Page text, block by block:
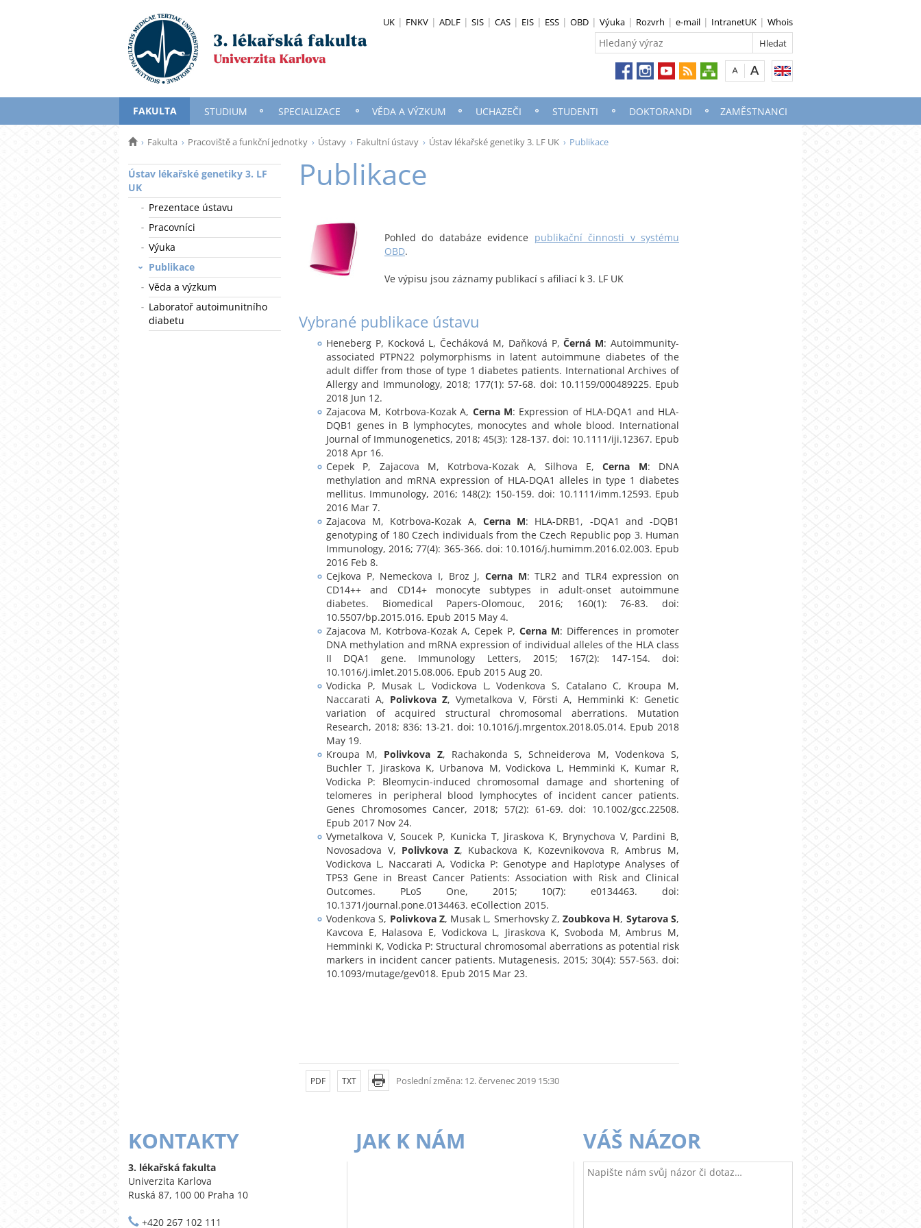
UK FNKV ADLF SIS CAS EIS ESS OBD Výuka Rozvrh e-mail IntranetUK Whois
FAKULTA STUDIUM SPECIALIZACE VĚDA A VÝZKUM UCHAZEČI STUDENTI DOKTORANDI ZAMĚSTNANCI
Fakulta Pracoviště a funkční jednotky Ústavy Fakultní ústavy Ústav lékařské genetiky 3. LF UK Publikace
Ústav lékařské genetiky 3. LF
UK
Prezentace ústavu
Pracovníci
Výuka
Publikace
Věda a výzkum
Laboratoř autoimunitního
diabetu
Publikace
Pohled do databáze evidence publikační činnosti v systému
OBD.
Ve výpisu jsou záznamy publikací s afiliací k 3. LF UK
Vybrané publikace ústavu
Heneberg P, Kocková L, Čecháková M, Daňková P,Černá M: Autoimmunity-
associated PTPN22 polymorphisms in latent autoimmune diabetes of the
adult differ from those of type 1 diabetes patients. International Archives of
Allergy and Immunology, 2018; 177(1): 57-68. doi: 10.1159/000489225. Epub
2018 Jun 12.
Zajacova M, Kotrbova-Kozak A, Cerna M: Expression of HLA-DQA1 and HLA-
DQB1 genes in B lymphocytes, monocytes and whole blood. International
Journal of Immunogenetics, 2018; 45(3): 128-137. doi: 10.1111/iji.12367. Epub
2018 Apr 16.
Cepek P, Zajacova M, Kotrbova-Kozak A, Silhova E,Cerna M: DNA
methylation and mRNA expression of HLA-DQA1 alleles in type 1 diabetes
mellitus. Immunology, 2016; 148(2): 150-159. doi: 10.1111/imm.12593. Epub
2016 Mar 7.
Zajacova M, Kotrbova-Kozak A, Cerna M: HLA-DRB1, -DQA1 and -DQB1
genotyping of 180 Czech individuals from the Czech Republic pop 3. Human
Immunology, 2016; 77(4): 365-366. doi: 10.1016/j.humimm.2016.02.003. Epub
2016 Feb 8.
Cejkova P, Nemeckova I, Broz J, Cerna M: TLR2 and TLR4 expression on
CD14++ and CD14+ monocyte subtypes in adult-onset autoimmune
diabetes. Biomedical Papers-Olomouc, 2016; 160(1): 76-83. doi:
10.5507/bp.2015.016. Epub 2015 May 4.
Zajacova M, Kotrbova-Kozak A, Cepek P, Cerna M: Differences in promoter
DNA methylation and mRNA expression of individual alleles of the HLA class
II DQA1 gene. Immunology Letters, 2015; 167(2): 147-154. doi:
10.1016/j.imlet.2015.08.006. Epub 2015 Aug 20.
Vodicka P, Musak L, Vodickova L, Vodenkova S, Catalano C, Kroupa M,
Naccarati A, Polivkova Z, Vymetalkova V, Försti A, Hemminki K: Genetic
variation of acquired structural chromosomal aberrations. Mutation
Research, 2018; 836: 13-21. doi: 10.1016/j.mrgentox.2018.05.014. Epub 2018
May 19.
Kroupa M, Polivkova Z, Rachakonda S, Schneiderova M, Vodenkova S,
Buchler T, Jiraskova K, Urbanova M, Vodickova L, Hemminki K, Kumar R,
Vodicka P: Bleomycin-induced chromosomal damage and shortening of
telomeres in peripheral blood lymphocytes of incident cancer patients.
Genes Chromosomes Cancer, 2018; 57(2): 61-69. doi: 10.1002/gcc.22508.
Epub 2017 Nov 24.
Vymetalkova V, Soucek P, Kunicka T, Jiraskova K, Brynychova V, Pardini B,
Novosadova V, Polivkova Z, Kubackova K, Kozevnikovova R, Ambrus M,
Vodickova L, Naccarati A, Vodicka P: Genotype and Haplotype Analyses of
TP53 Gene in Breast Cancer Patients: Association with Risk and Clinical
Outcomes. PLoS One, 2015; 10(7): e0134463. doi:
10.1371/journal.pone.0134463. eCollection 2015.
Vodenkova S, Polivkova Z, Musak L, Smerhovsky Z,Zoubkova H, Sytarova S,
Kavcova E, Halasova E, Vodickova L, Jiraskova K, Svoboda M, Ambrus M,
Hemminki K, Vodicka P: Structural chromosomal aberrations as potential risk
markers in incident cancer patients. Mutagenesis, 2015; 30(4): 557-563. doi:
10.1093/mutage/gev018. Epub 2015 Mar 23.
Poslední změna: 12. červenec 2019 15:30
PDF TXT
KONTAKTY
3. lékařská fakulta
Univerzita Karlova
Ruská 87, 100 00 Praha 10
+420 267 102 111
JAK K NÁM VÁŠ NÁZOR